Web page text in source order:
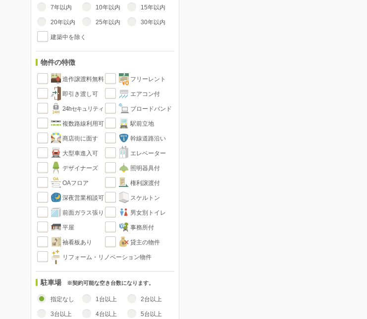
7年以内 10年以内 15年以内
20年以内 25年以内 30年以内
建築中を除く
物件の特徴
造作譲渡料無料 フリーレント
即引き渡し可 エアコン付
24hセキュリティ ブロードバンド
複数路線利用可 駅前立地
商店街に面す 幹線道路沿い
大型車進入可 エレベーター
デザイナーズ 照明器具付
OAフロア 権利譲渡付
深夜営業相談可 スケルトン
前面ガラス張り 男女別トイレ
平屋 事務所付
袖看板あり 貸主の物件
リフォーム・リノベーション物件
駐車場 ※契約可能な空き台数になります。
指定なし 1台以上 2台以上
3台以上 4台以上 5台以上